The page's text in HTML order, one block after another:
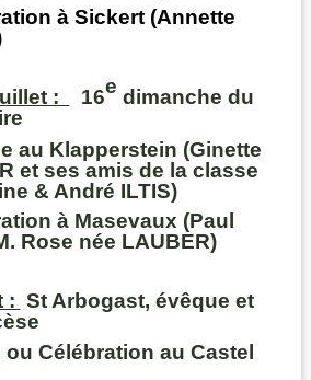
à Sickert (Annette
: 16e dimanche du
au Klapperstein (Ginette
et ses amis de la classe
& André ILTIS)
à Masevaux (Paul
Rose née LAUBER)
: St Arbogast, évêque et
ou Célébration au Castel